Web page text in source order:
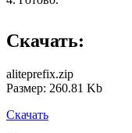
Скачать:
aliteprefix.zip
Размер: 260.81 Kb
Скачать